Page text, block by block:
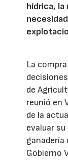
hídrica, la
La
de
reunió en
de la
evaluar
ganadería
Gobierno